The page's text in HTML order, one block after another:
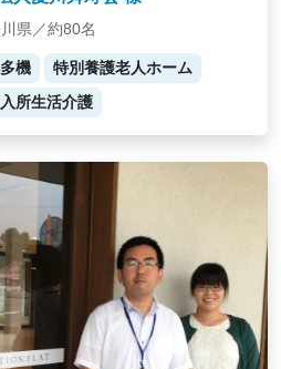
県／約80名
機
特別養護老人ホーム
所生活介護